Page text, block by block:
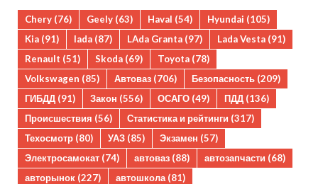
Chery (76) Geely (63) Haval (54) Hyundai (105)
Kia (91) lada (87) LAda Granta (97) Lada Vesta (91)
Renault (51) Skoda (69) Toyota (78)
Volkswagen (85) Автоваз (706) Безопасность (209)
ГИБДД (91) Закон (556) ОСАГО (49) ПДД (136)
Происшествия (56) Статистика и рейтинги (317)
Техосмотр (80) УАЗ (85) Экзамен (57)
Электросамокат (74) автоваз (88) автозапчасти (68)
авторынок (227) автошкола (81)